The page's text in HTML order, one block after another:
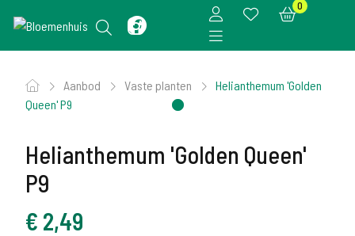
0
Aanbod Vaste planten
Helianthemum 'Golden
Queen' P9
Helianthemum 'Golden Queen'
P9
€ 2,49